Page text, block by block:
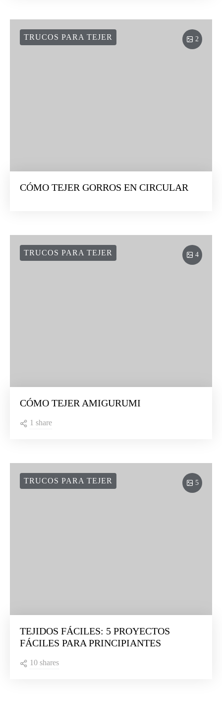
2
TRUCOS PARA TEJER
CÓMO TEJER GORROS EN CIRCULAR
4
TRUCOS PARA TEJER
CÓMO TEJER AMIGURUMI
1 share
5
TRUCOS PARA TEJER
TEJIDOS FÁCILES: 5 PROYECTOS
FÁCILES PARA PRINCIPIANTES
10 shares